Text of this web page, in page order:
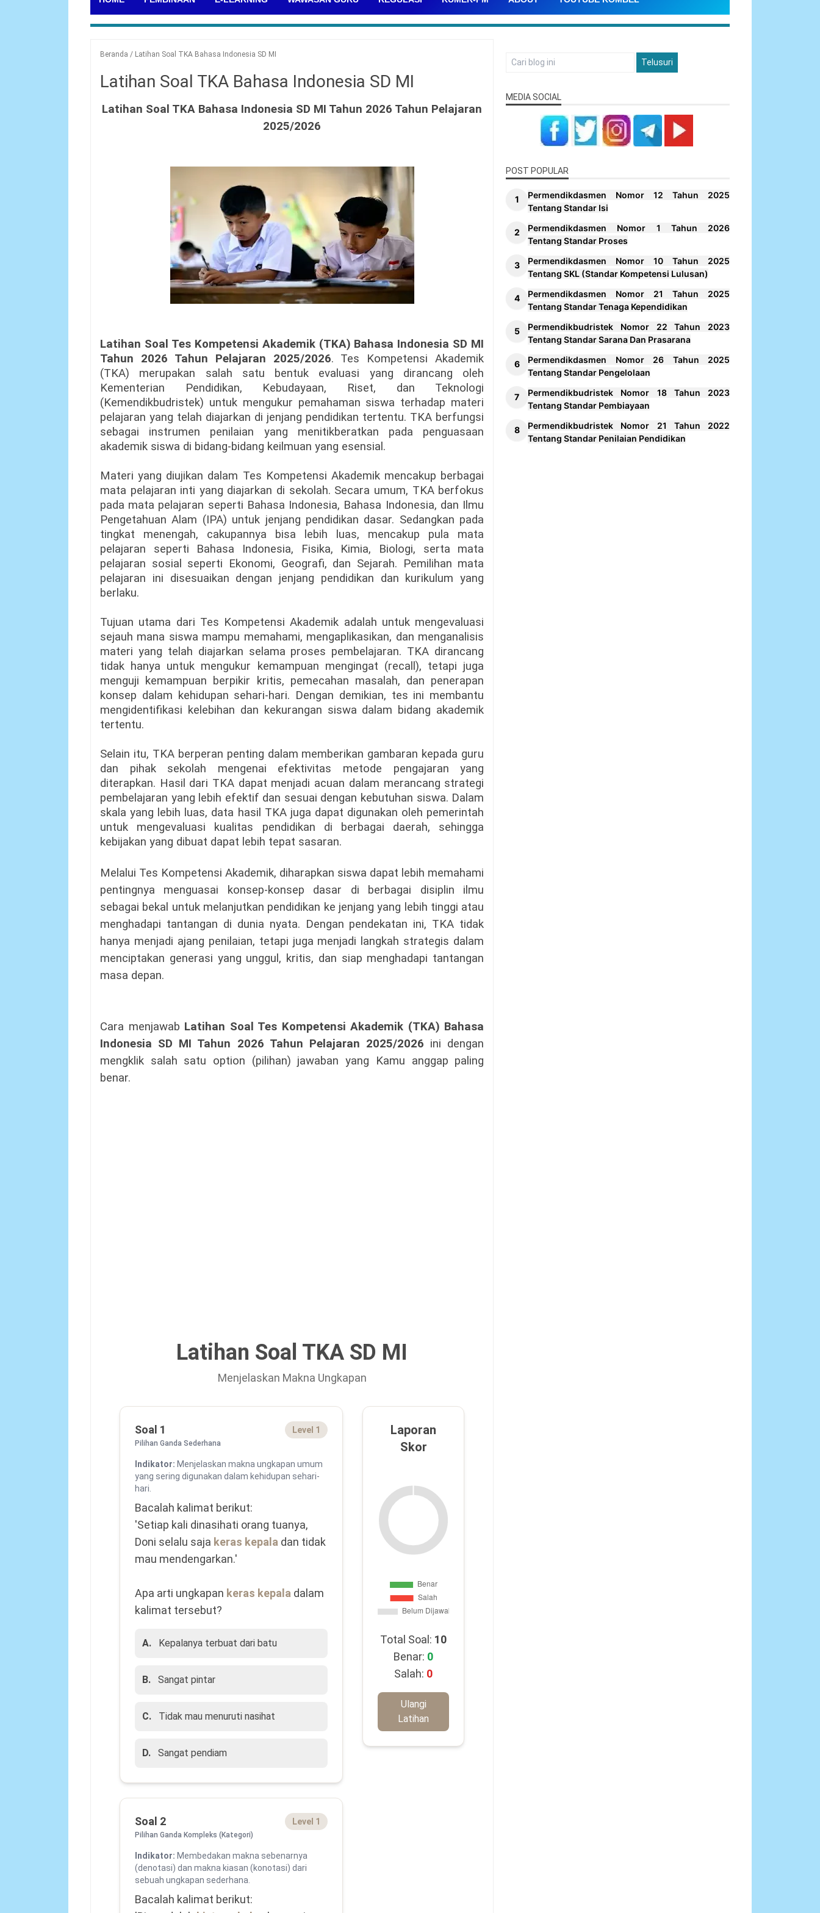
Beranda / Latihan Soal TKA Bahasa Indonesia SD MI
Latihan Soal TKA Bahasa Indonesia SD MI
Latihan Soal TKA Bahasa Indonesia SD MI Tahun 2026 Tahun Pelajaran
2025/2026
Latihan Soal Tes Kompetensi Akademik (TKA) Bahasa Indonesia SD MI
Tahun 2026 Tahun Pelajaran 2025/2026. Tes Kompetensi Akademik
(TKA) merupakan salah satu bentuk evaluasi yang dirancang oleh
Kementerian Pendidikan, Kebudayaan, Riset, dan Teknologi
(Kemendikbudristek) untuk mengukur pemahaman siswa terhadap materi
pelajaran yang telah diajarkan di jenjang pendidikan tertentu. TKA berfungsi
sebagai instrumen penilaian yang menitikberatkan pada penguasaan
akademik siswa di bidang-bidang keilmuan yang esensial.
Materi yang diujikan dalam Tes Kompetensi Akademik mencakup berbagai
mata pelajaran inti yang diajarkan di sekolah. Secara umum, TKA berfokus
pada mata pelajaran seperti Bahasa Indonesia, Bahasa Indonesia, dan Ilmu
Pengetahuan Alam (IPA) untuk jenjang pendidikan dasar. Sedangkan pada
tingkat menengah, cakupannya bisa lebih luas, mencakup pula mata
pelajaran seperti Bahasa Indonesia, Fisika, Kimia, Biologi, serta mata
pelajaran sosial seperti Ekonomi, Geografi, dan Sejarah. Pemilihan mata
pelajaran ini disesuaikan dengan jenjang pendidikan dan kurikulum yang
berlaku.
Tujuan utama dari Tes Kompetensi Akademik adalah untuk mengevaluasi
sejauh mana siswa mampu memahami, mengaplikasikan, dan menganalisis
materi yang telah diajarkan selama proses pembelajaran. TKA dirancang
tidak hanya untuk mengukur kemampuan mengingat (recall), tetapi juga
menguji kemampuan berpikir kritis, pemecahan masalah, dan penerapan
konsep dalam kehidupan sehari-hari. Dengan demikian, tes ini membantu
mengidentifikasi kelebihan dan kekurangan siswa dalam bidang akademik
tertentu.
Selain itu, TKA berperan penting dalam memberikan gambaran kepada guru
dan pihak sekolah mengenai efektivitas metode pengajaran yang
diterapkan. Hasil dari TKA dapat menjadi acuan dalam merancang strategi
pembelajaran yang lebih efektif dan sesuai dengan kebutuhan siswa. Dalam
skala yang lebih luas, data hasil TKA juga dapat digunakan oleh pemerintah
untuk mengevaluasi kualitas pendidikan di berbagai daerah, sehingga
kebijakan yang dibuat dapat lebih tepat sasaran.
Melalui Tes Kompetensi Akademik, diharapkan siswa dapat lebih memahami
pentingnya menguasai konsep-konsep dasar di berbagai disiplin ilmu
sebagai bekal untuk melanjutkan pendidikan ke jenjang yang lebih tinggi atau
menghadapi tantangan di dunia nyata. Dengan pendekatan ini, TKA tidak
hanya menjadi ajang penilaian, tetapi juga menjadi langkah strategis dalam
menciptakan generasi yang unggul, kritis, dan siap menghadapi tantangan
masa depan.
Cara menjawab Latihan Soal Tes Kompetensi Akademik (TKA) Bahasa
Indonesia SD MI Tahun 2026 Tahun Pelajaran 2025/2026 ini dengan
mengklik salah satu option (pilihan) jawaban yang Kamu anggap paling
benar.
Latihan Soal TKA SD MI
Menjelaskan Makna Ungkapan
Soal 1
Pilihan Ganda Sederhana
Level 1
Indikator: Menjelaskan makna ungkapan umum
yang sering digunakan dalam kehidupan sehari-
hari.
Bacalah kalimat berikut:
'Setiap kali dinasihati orang tuanya,
Doni selalu saja keras kepala dan tidak
mau mendengarkan.'
Apa arti ungkapan keras kepala dalam
kalimat tersebut?
A. Kepalanya terbuat dari batu
B. Sangat pintar
C. Tidak mau menuruti nasihat
D. Sangat pendiam
Soal 2
Pilihan Ganda Kompleks (Kategori)
Level 1
Indikator: Membedakan makna sebenarnya
(denotasi) dan makna kiasan (konotasi) dari
sebuah ungkapan sederhana.
Bacalah kalimat berikut:
Laporan
Skor
Total Soal: 10
Benar: 0
Salah: 0
Ulangi
Latihan
MEDIA SOCIAL
POST POPULAR
Permendikdasmen Nomor 12 Tahun 2025
Tentang Standar Isi
Permendikdasmen Nomor 1 Tahun 2026
Tentang Standar Proses
Permendikdasmen Nomor 10 Tahun 2025
Tentang SKL (Standar Kompetensi Lulusan)
Permendikdasmen Nomor 21 Tahun 2025
Tentang Standar Tenaga Kependidikan
Permendikbudristek Nomor 22 Tahun 2023
Tentang Standar Sarana Dan Prasarana
Permendikdasmen Nomor 26 Tahun 2025
Tentang Standar Pengelolaan
Permendikbudristek Nomor 18 Tahun 2023
Tentang Standar Pembiayaan
Permendikbudristek Nomor 21 Tahun 2022
Tentang Standar Penilaian Pendidikan